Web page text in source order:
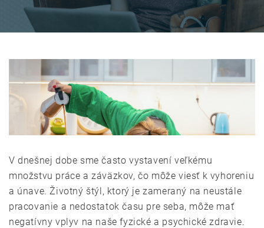
V dnešnej dobe sme často vystavení veľkému
množstvu práce a záväzkov, čo môže viesť k vyhoreniu
a únave. Životný štýl, ktorý je zameraný na neustále
pracovanie a nedostatok času pre seba, môže mať
negatívny vplyv na naše fyzické a psychické zdravie.